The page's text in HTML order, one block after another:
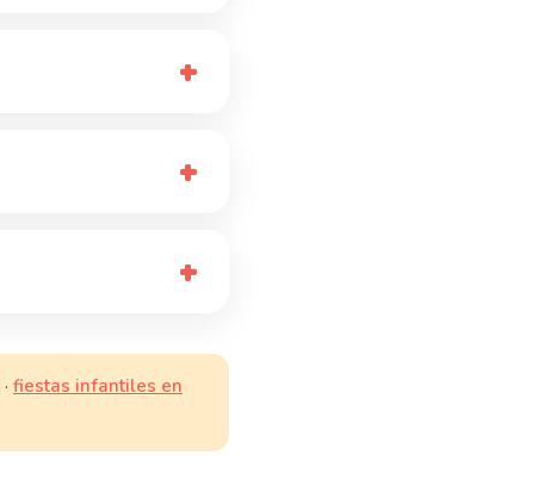
· fiestas infantiles en